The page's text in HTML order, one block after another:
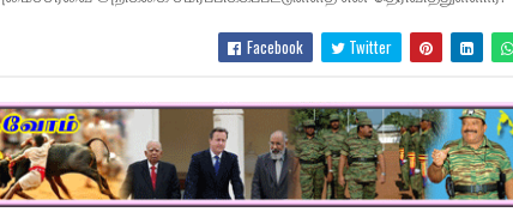
Facebook Twitter